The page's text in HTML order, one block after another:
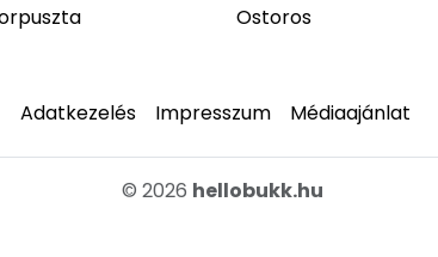
Ostoros
Adatkezelés Impresszum Médiaajánlat
© 2026 hellobukk.hu